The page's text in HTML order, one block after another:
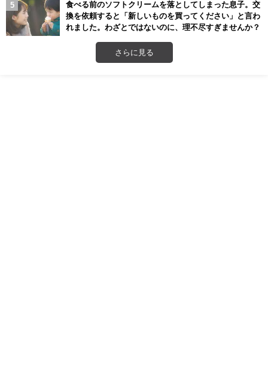
食べる前のソフトクリームを落としてしまった息子。交
換を依頼すると「新しいものを買ってください」と言わ
れました。わざとではないのに、理不尽すぎませんか？
さらに見る